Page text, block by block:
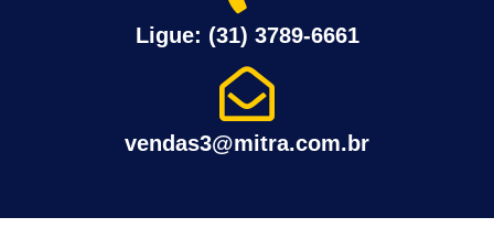
Ligue: (31) 3789-6661
vendas3@mitra.com.br